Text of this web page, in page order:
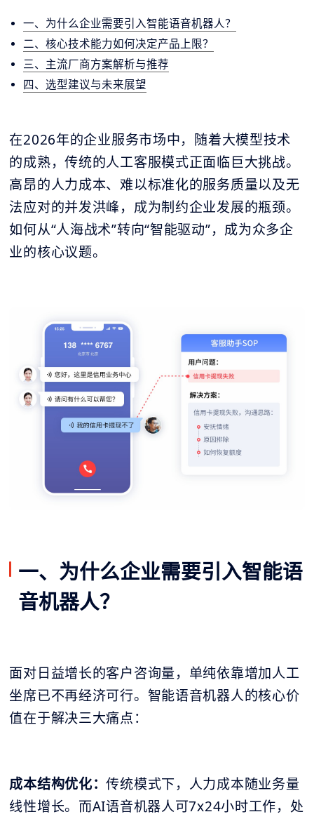
一、为什么企业需要引入智能语音机器人？
二、核心技术能力如何决定产品上限？
三、主流厂商方案解析与推荐
四、选型建议与未来展望
在2026年的企业服务市场中，随着大模型技术
的成熟，传统的人工客服模式正面临巨大挑战。
高昂的人力成本、难以标准化的服务质量以及无
法应对的并发洪峰，成为制约企业发展的瓶颈。
如何从“人海战术”转向“智能驱动”，成为众多企
业的核心议题。
一、为什么企业需要引入智能语
音机器人？
面对日益增长的客户咨询量，单纯依靠增加人工
坐席已不再经济可行。智能语音机器人的核心价
值在于解决三大痛点：
成本结构优化：传统模式下，人力成本随业务量
线性增长。而AI语音机器人可7x24小时工作，处